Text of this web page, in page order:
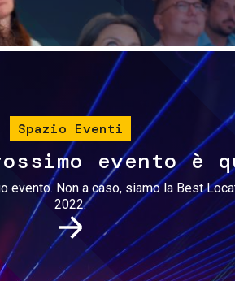
Immagine
Spazio Eventi
evento è
evento. Non a caso, siamo la Best
2022.